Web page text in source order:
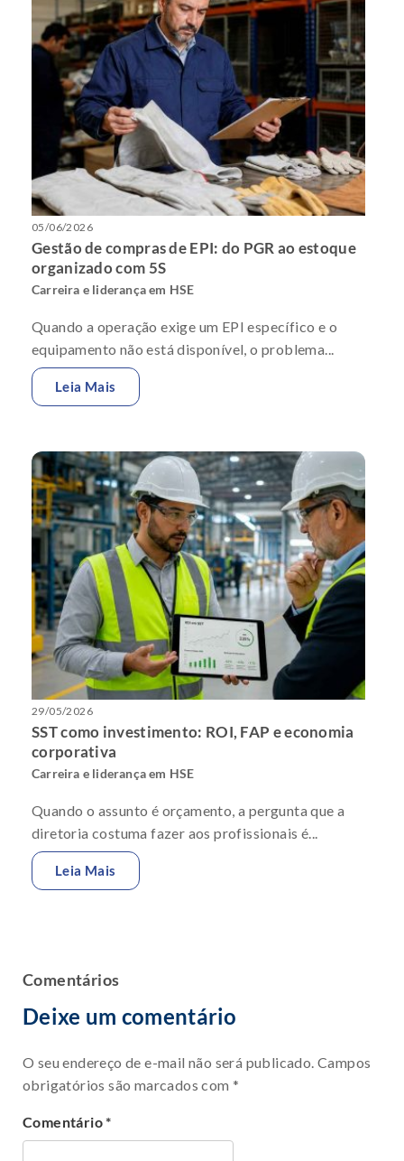
05/06/2026
Gestão de compras de EPI: do PGR ao estoque
organizado com 5S
Carreira e liderança em HSE
Quando a operação exige um EPI específico e o
equipamento não está disponível, o problema...
Leia Mais
29/05/2026
SST como investimento: ROI, FAP e economia
corporativa
Carreira e liderança em HSE
Quando o assunto é orçamento, a pergunta que a
diretoria costuma fazer aos profissionais é...
Leia Mais
Comentários
Deixe um comentário
O seu endereço de e-mail não será publicado. Campos
obrigatórios são marcados com *
Comentário*